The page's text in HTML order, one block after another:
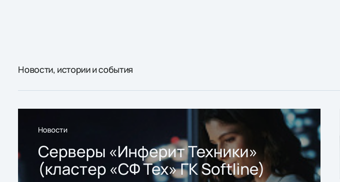
Новости, истории и события
Новости
Серверы «Инферит Техники»
(кластер «СФ Тех» ГК Softline)